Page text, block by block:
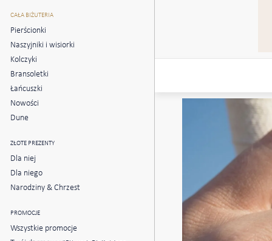
CAŁA BIŻUTERIA
Pierścionki
Naszyjniki i wisiorki
Kolczyki
Bransoletki
Łańcuszki
Nowości
Dune
ZŁOTE PREZENTY
Dla niej
Dla niego
Narodziny & Chrzest
PROMOCJE
Wszystkie promocje